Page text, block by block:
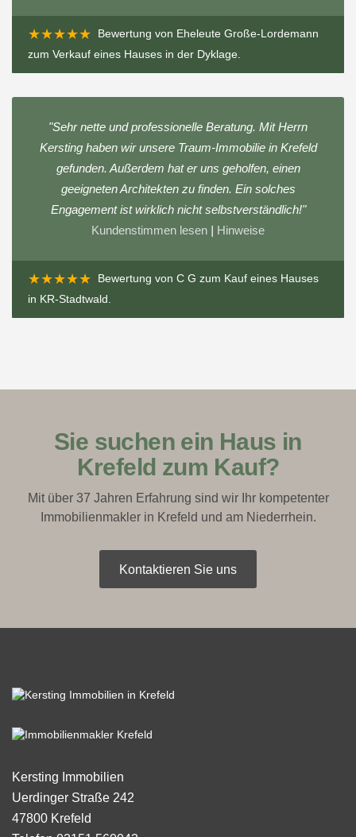
★★★★★ Bewertung von Eheleute Große-Lordemann
zum Verkauf eines Hauses in der Dyklage.
"Sehr nette und professionelle Beratung. Mit Herrn
Kersting haben wir unsere Traum-Immobilie in Krefeld
gefunden. Außerdem hat er uns geholfen, einen
geeigneten Architekten zu finden. Ein solches
Engagement ist wirklich nicht selbstverständlich!"
Kundenstimmen lesen | Hinweise
★★★★★ Bewertung von C G zum Kauf eines Hauses
in KR-Stadtwald .
Sie suchen ein Haus in
Krefeld zum Kauf?
Mit über 37 Jahren Erfahrung sind wir Ihr kompetenter
Immobilienmakler in Krefeld und am Niederrhein.
Kontaktieren Sie uns
Kersting Immobilien
Uerdinger Straße 242
47800 Krefeld